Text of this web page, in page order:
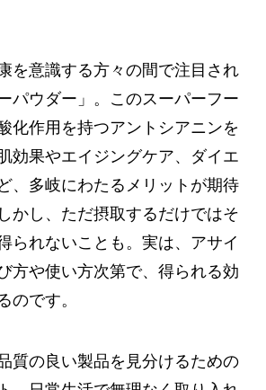
を意識する方々の間で注目され
パウダー」。このスーパーフー
化作用を持つアントシアニンを
効果やエイジングケア、ダイエ
、多岐にわたるメリットが期待
かし、ただ摂取するだけではそ
られないことも。実は、アサイ
方や使い方次第で、得られる効
のです。
質の良い製品を見分けるための